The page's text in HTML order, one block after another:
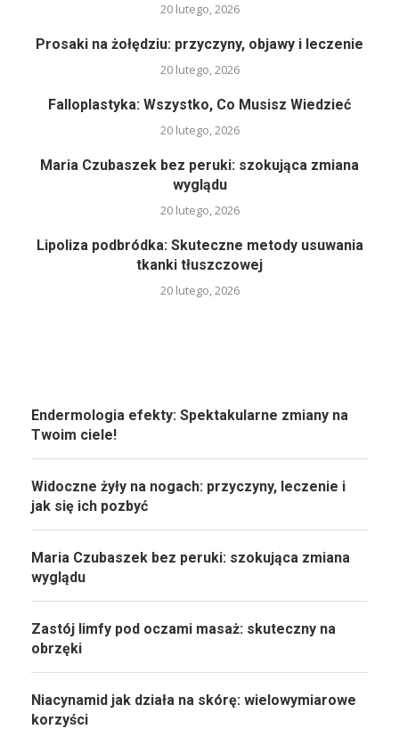
20 lutego, 2026
Prosaki na żołędziu: przyczyny, objawy i leczenie
20 lutego, 2026
Falloplastyka: Wszystko, Co Musisz Wiedzieć
20 lutego, 2026
Maria Czubaszek bez peruki: szokująca zmiana
wyglądu
20 lutego, 2026
Lipoliza podbródka: Skuteczne metody usuwania
tkanki tłuszczowej
20 lutego, 2026
Endermologia efekty: Spektakularne zmiany na
Twoim ciele!
Widoczne żyły na nogach: przyczyny, leczenie i
jak się ich pozbyć
Maria Czubaszek bez peruki: szokująca zmiana
wyglądu
Zastój limfy pod oczami masaż: skuteczny na
obrzęki
Niacynamid jak działa na skórę: wielowymiarowe
korzyści